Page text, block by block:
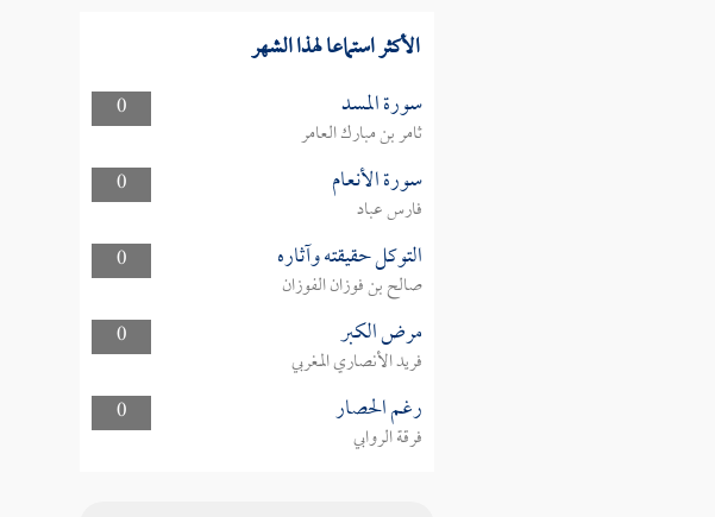
الأكثر استماعا لهذا الشهر
0 سورة المسد
ثامر بن مبارك العامر
0
سورة الأنعام
فارس عباد
0
التوكل حقيقته وآثاره
صالح بن فوزان الفوزان
0
مرض الكبر
فريد الأنصاري المغربي
0
رغم الحصار
فرقة الروابي